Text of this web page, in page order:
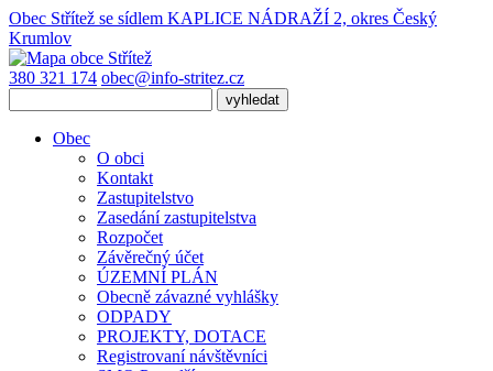
Obec Střítež se sídlem KAPLICE NÁDRAŽÍ 2, okres Český
Krumlov
380 321 174 obec@info-stritez.cz
Obec
O obci
Kontakt
Zastupitelstvo
Zasedání zastupitelstva
Rozpočet
Závěrečný účet
ÚZEMNÍ PLÁN
Obecně závazné vyhlášky
ODPADY
PROJEKTY, DOTACE
Registrovaní návštěvníci